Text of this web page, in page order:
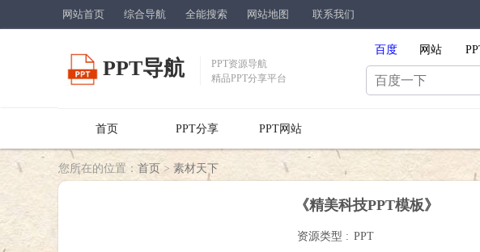
网站首页 综合导航 全能搜索 网站地图 联系我们
PPT导航
PPT资源导航
精品PPT分享平台
百度 网站
首页 PPT分享 PPT网站
您所在的位置： 首页 > 素材天下
《精美科技PPT模板》
资源类型 : PPT